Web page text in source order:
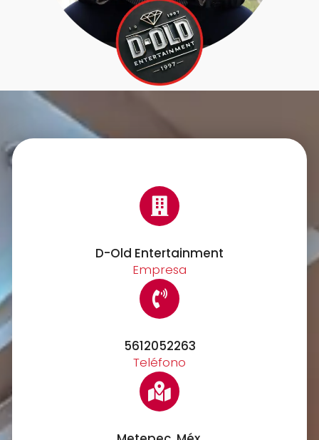
D-Old Entertainment
Empresa
5612052263
Teléfono